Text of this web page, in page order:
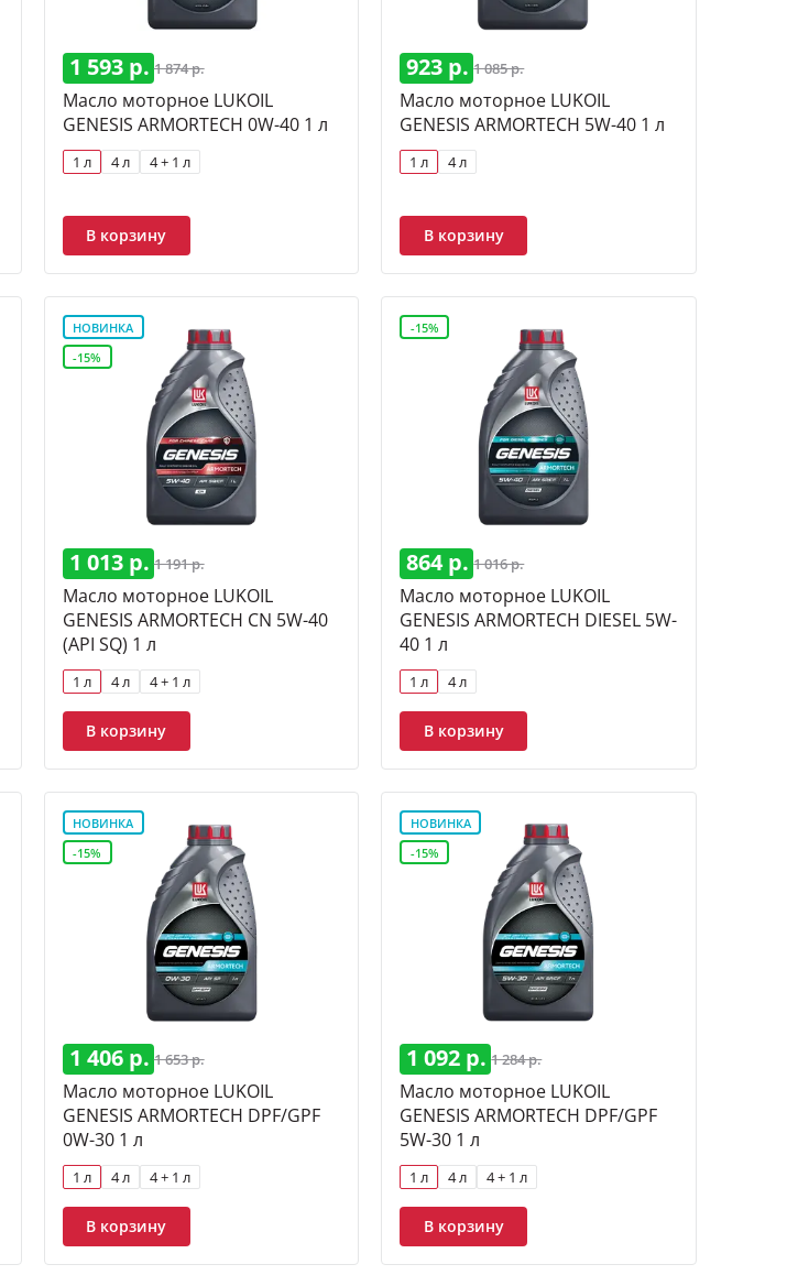
1 593 р. 1 874 р.
Масло моторное LUKOIL
GENESIS ARMORTECH 0W-40 1 л
1 л 4 л 4 + 1 л
В корзину
923 р. 1 085 р.
Масло моторное LUKOIL
GENESIS ARMORTECH 5W-40 1 л
1 л 4 л
В корзину
НОВИНКА
-15%
1 013 р. 1 191 р.
Масло моторное LUKOIL
GENESIS ARMORTECH CN 5W-40
(API SQ) 1 л
1 л 4 л 4 + 1 л
В корзину
-15%
864 р. 1 016 р.
Масло моторное LUKOIL
GENESIS ARMORTECH DIESEL 5W-
40 1 л
1 л 4 л
В корзину
НОВИНКА
-15%
1 406 р. 1 653 р.
Масло моторное LUKOIL
GENESIS ARMORTECH DPF/GPF
0W-30 1 л
1 л 4 л 4 + 1 л
В корзину
НОВИНКА
-15%
1 092 р. 1 284 р.
Масло моторное LUKOIL
GENESIS ARMORTECH DPF/GPF
5W-30 1 л
1 л 4 л 4 + 1 л
В корзину